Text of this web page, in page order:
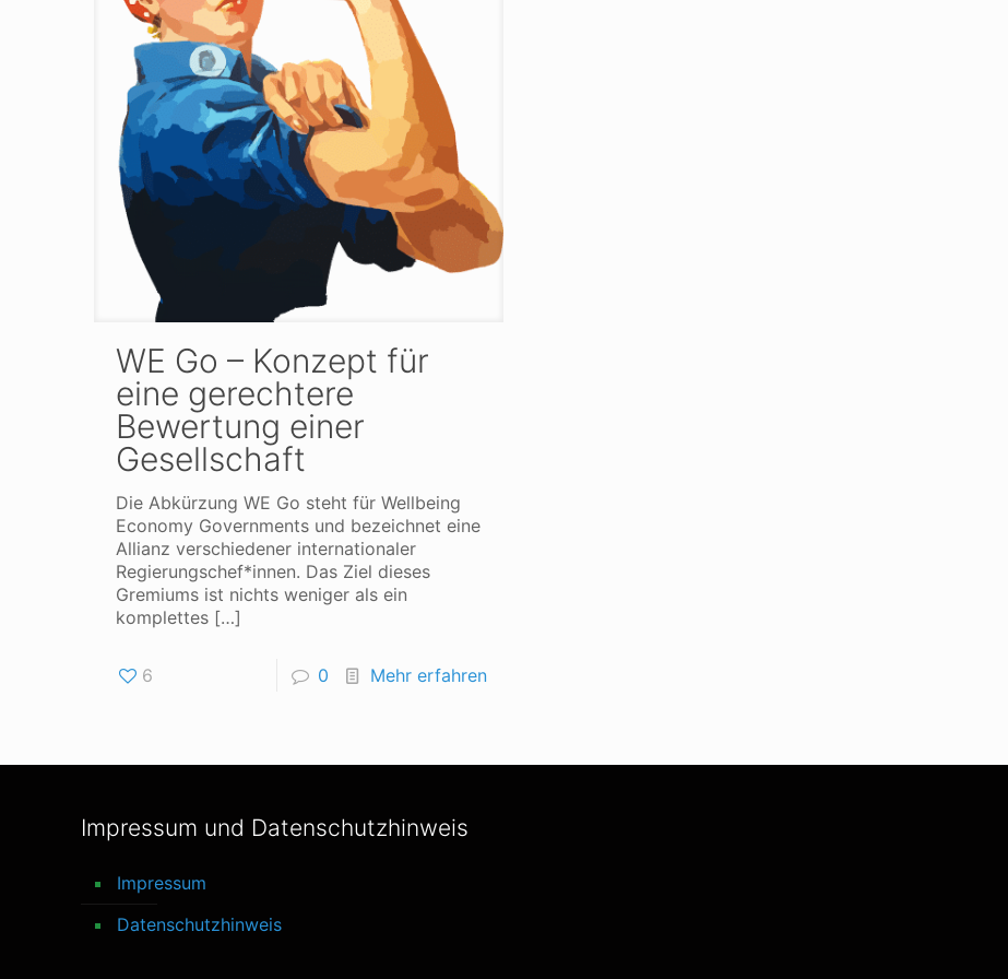
WE Go – Konzept für
eine gerechtere
Bewertung einer
Gesellschaft
Die Abkürzung WE Go steht für Wellbeing
Economy Governments und bezeichnet eine
Allianz verschiedener internationaler
Regierungschef*innen. Das Ziel dieses
Gremiums ist nichts weniger als ein
komplettes[…]
6 0 Mehr erfahren
Impressum und Datenschutzhinweis
Impressum
Datenschutzhinweis